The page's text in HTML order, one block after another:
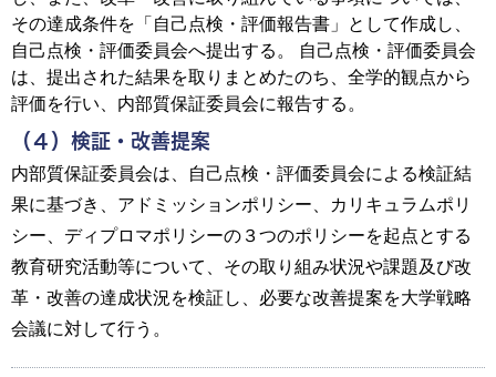
その達成条件を「自己点検・評価報告書」として作成し、
自己点検・評価委員会へ提出する。 自己点検・評価委員会
は、提出された結果を取りまとめたのち、全学的観点から
評価を行い、内部質保証委員会に報告する。
（４）検証・改善提案
内部質保証委員会は、自己点検・評価委員会による検証結
果に基づき、アドミッションポリシー、カリキュラムポリ
シー、ディプロマポリシーの３つのポリシーを起点とする
教育研究活動等について、その取り組み状況や課題及び改
革・改善の達成状況を検証し、必要な改善提案を大学戦略
会議に対して行う。